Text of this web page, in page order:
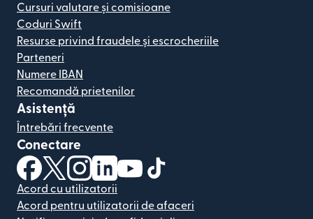
Cursuri valutare și comisioane
Coduri Swift
Resurse privind fraudele și escrocheriile
Parteneri
Numere IBAN
Recomandă prietenilor
Asistență
Întrebări frecvente
Conectare
(se deschide într-o fereastră nouă)
(se deschide într-o fereastră nouă)
(se deschide într-o fereastră nouă)
(se deschide într-o fereastră nouă)
(se deschide într-o fereastră
Acord cu utilizatorii
Acord pentru utilizatorii de afaceri